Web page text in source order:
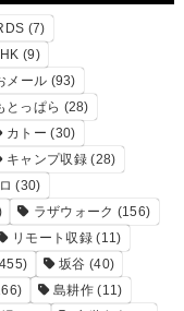
(7)
(9)
メール (93)
とっぱら (28)
カトー (30)
キャンプ収録(28)
(30)
ラザウォーク (156)
リモート収録(11)
坂谷 (40)
島耕作(11)